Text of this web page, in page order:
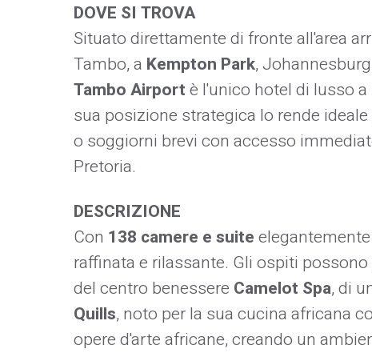
DOVE SI TROVA
Situato direttamente di fronte all'area
Tambo, a Kempton Park,
Tambo Airportè l'unico hotel di lusso
sua posizione strategica lo rende
o soggiorni brevi con accesso
Pretoria.
DESCRIZIONE
Con 138 camere e suite
raffinata e rilassante. Gli ospiti
del centro benessere Camelot Spa, di
Quills, noto per la sua cucina africana
opere d'arte africane, creando un